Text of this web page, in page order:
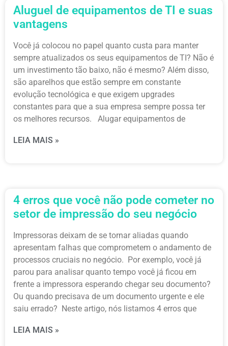
Aluguel de equipamentos de TI e suas
vantagens
Você já colocou no papel quanto custa para manter
sempre atualizados os seus equipamentos de TI? Não é
um investimento tão baixo, não é mesmo? Além disso,
são aparelhos que estão sempre em constante
evolução tecnológica e que exigem upgrades
constantes para que a sua empresa sempre possa ter
os melhores recursos. Alugar equipamentos de
LEIA MAIS »
4 erros que você não pode cometer no
setor de impressão do seu negócio
Impressoras deixam de se tornar aliadas quando
apresentam falhas que comprometem o andamento de
processos cruciais no negócio. Por exemplo, você já
parou para analisar quanto tempo você já ficou em
frente a impressora esperando chegar seu documento?
Ou quando precisava de um documento urgente e ele
saiu errado? Neste artigo, nós listamos 4 erros que
LEIA MAIS »